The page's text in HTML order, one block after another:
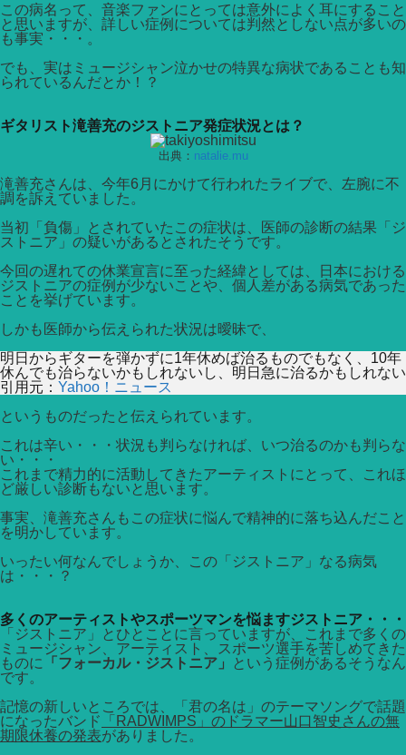
この病名って、音楽ファンにとっては意外によく耳にすること
と思いますが、詳しい症例については判然としない点が多いの
も事実・・・。
でも、実はミュージシャン泣かせの特異な病状であることも知
られているんだとか！？
ギタリスト滝善充のジストニア発症状況とは？
出典： natalie.mu
滝善充さんは、今年6月にかけて行われたライブで、左腕に不
調を訴えていました。
当初「負傷」とされていたこの症状は、医師の診断の結果「ジ
ストニア」の疑いがあるとされたそうです。
今回の遅れての休業宣言に至った経緯としては、日本における
ジストニアの症例が少ないことや、個人差がある病気であった
ことを挙げています。
しかも医師から伝えられた状況は曖昧で、
明日からギターを弾かずに1年休めば治るものでもなく、10年
休んでも治らないかもしれないし、明日急に治るかもしれない
引用元： Yahoo！ニュース
というものだったと伝えられています。
これは辛い・・・状況も判らなければ、いつ治るのかも判らな
い・・・
これまで精力的に活動してきたアーティストにとって、これほ
ど厳しい診断もないと思います。
事実、滝善充さんもこの症状に悩んで精神的に落ち込んだこと
を明かしています。
いったい何なんでしょうか、この「ジストニア」なる病気
は・・・？
多くのアーティストやスポーツマンを悩ますジストニア・・・
「ジストニア」とひとことに言っていますが、これまで多くの
ミュージシャン、アーティスト、スポーツ選手を苦しめてきた
ものに
「フォーカル・ジストニア」
という症例があるそうなん
です。
記憶の新しいところでは、「君の名は」のテーマソングで話題
になったバンド
「RADWIMPS」のドラマー山口智史さんの無
期限休養の発表がありました。